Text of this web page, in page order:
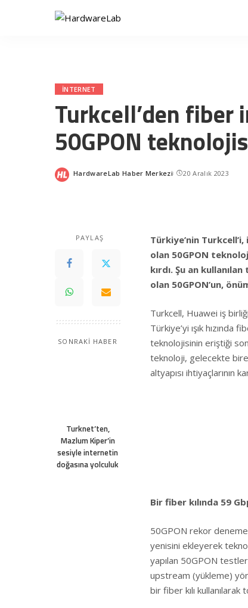
INTERNET
Turkcell’den fiber
50GPON
Posted
HardwareLab Haber Merkezi 20 Aralık 2023
PAYLAŞ
SONRAKİ HABER
Turknet’ten,
Mazlum Kiper’in
sesiyle internetin
doğasına yolculuk
Türkiye’nin
olan 50GPON
kırdı. Şu an
olan 50GPON’un,
Turkcell, Huawei iş
Türkiye’yi ışık hızında
teknolojisinin eriştiği
teknoloji, gelecekte
altyapısı ihtiyaçlarının
Bir fiber kılında 59
50GPON rekor
yenisini ekleyerek
yapılan 50GPON
upstream (yükleme)
bir fiber kılı kullanılarak